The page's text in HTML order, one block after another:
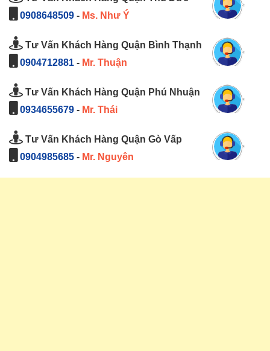
0908648509 - Ms. Như Ý
Tư Vấn Khách Hàng Quận Bình Thạnh
0904712881 - Mr. Thuận
Tư Vấn Khách Hàng Quận Phú Nhuận
0934655679 - Mr. Thái
Tư Vấn Khách Hàng Quận Gò Vấp
0904985685 - Mr. Nguyên